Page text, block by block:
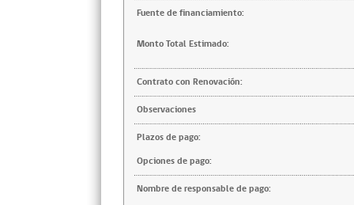
Fuente de financiamiento:
Monto Total Estimado:
Contrato con Renovación:
Observaciones
Plazos de pago:
Opciones de pago:
Nombre de responsable de pago: